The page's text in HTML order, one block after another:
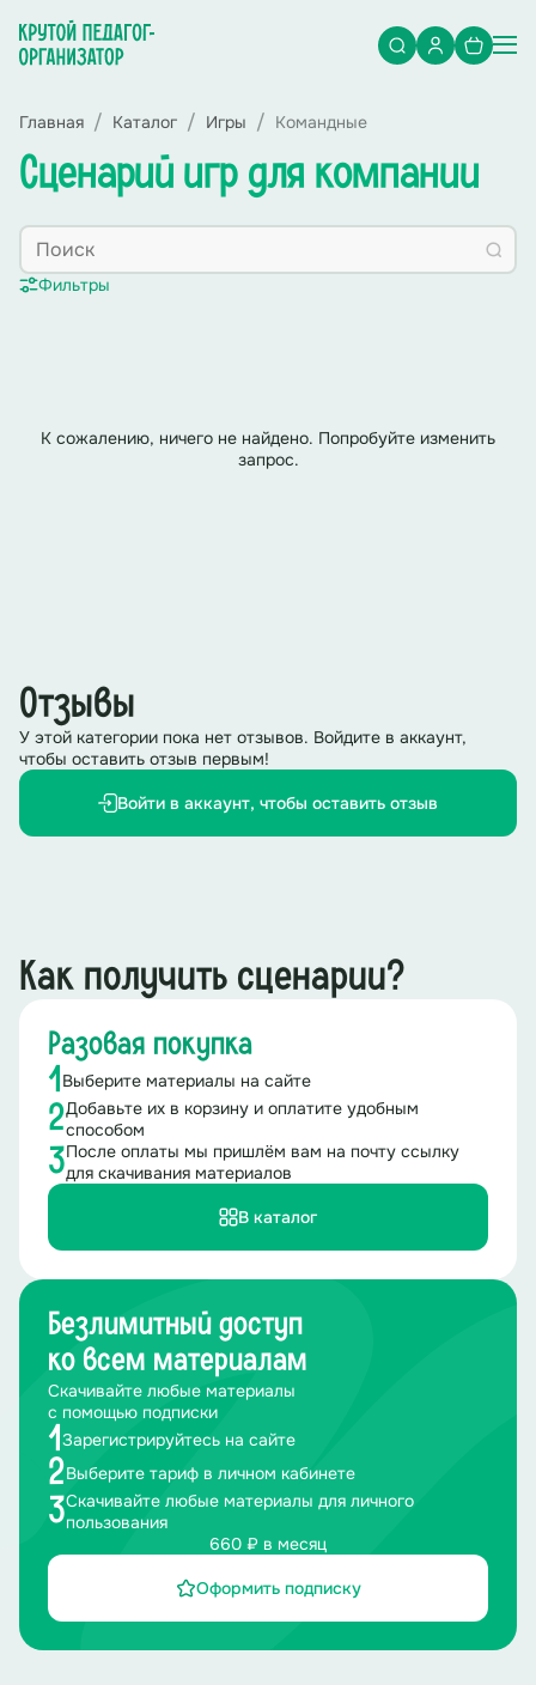
Главная Каталог Игры Командные
Сценарий игр для компании
Фильтры
К сожалению, ничего не найдено. Попробуйте изменить
запрос.
Отзывы
У этой категории пока нет отзывов. Войдите в аккаунт,
чтобы оставить отзыв первым!
Войти в аккаунт, чтобы оставить отзыв
Как получить сценарии?
Разовая покупка
1 Выберите материалы на сайте
2Добавьте их в корзину и оплатите удобным
способом
3После оплаты мы пришлём вам на почту ссылку
для скачивания материалов
В каталог
Безлимитный доступ
ко всем материалам
Скачивайте любые материалы
с помощью подписки
1 Зарегистрируйтесь на сайте
2Выберите тариф в личном кабинете
3Скачивайте любые материалы для личного
пользования
660 ₽ в месяц
Оформить подписку